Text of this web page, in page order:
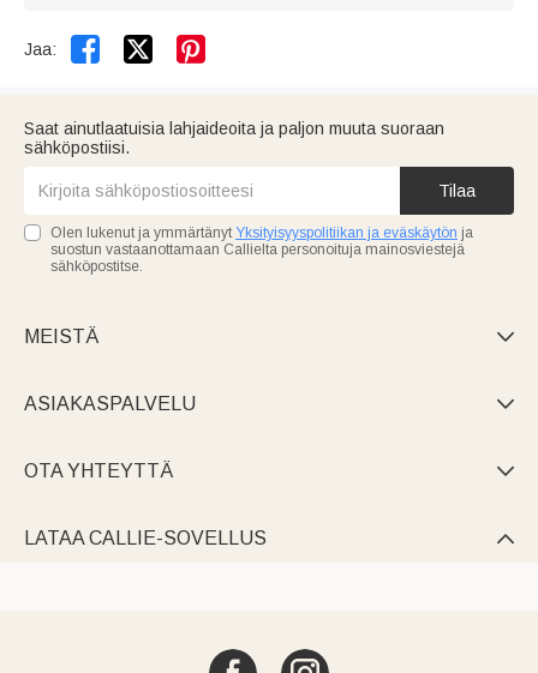
Jaa:  
Saat ainutlaatuisia lahjaideoita ja paljon muuta suoraan
sähköpostiisi.
Tilaa
Olen lukenut ja ymmärtänyt Yksityisyyspolitiikan ja eväskäytön ja
suostun vastaanottamaan Callielta personoituja mainosviestejä
sähköpostitse.
MEISTÄ 
ASIAKASPALVELU 
OTA YHTEYTTÄ 
LATAA CALLIE-SOVELLUS 